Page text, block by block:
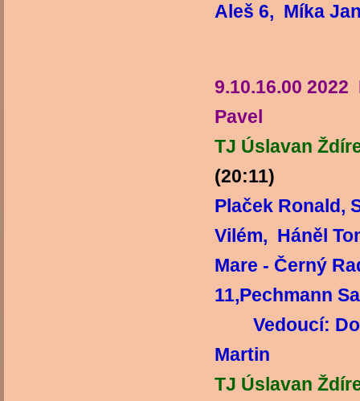
Aleš
9.10.16.00
Pavel
TJ Úslavan
(20:11)
Plaček Ronald,
Vilém, Háněl
Mare - Černý
11,Pechmann
Vedoucí:
Martin
TJ Úslavan